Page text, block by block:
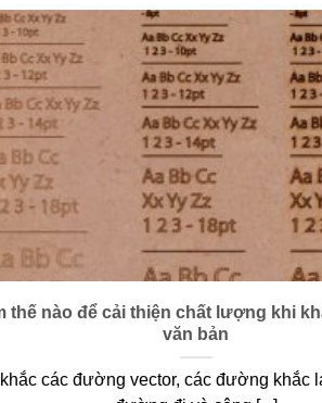
thế nào để cải thiện chất lượng khi
văn bản
các đường vector, các đường khắc